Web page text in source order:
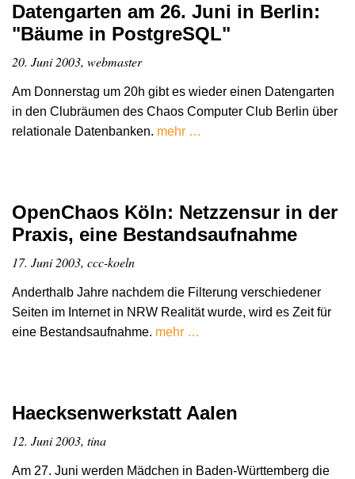
Datengarten am 26. Juni in Berlin:
"Bäume in PostgreSQL"
20. Juni 2003, webmaster
Am Donnerstag um 20h gibt es wieder einen Datengarten
in den Clubräumen des Chaos Computer Club Berlin über
relationale Datenbanken. mehr …
OpenChaos Köln: Netzzensur in der
Praxis, eine Bestandsaufnahme
17. Juni 2003, ccc-koeln
Anderthalb Jahre nachdem die Filterung verschiedener
Seiten im Internet in NRW Realität wurde, wird es Zeit für
eine Bestandsaufnahme. mehr …
Haecksenwerkstatt Aalen
12. Juni 2003, tina
Am 27. Juni werden Mädchen in Baden-Württemberg die